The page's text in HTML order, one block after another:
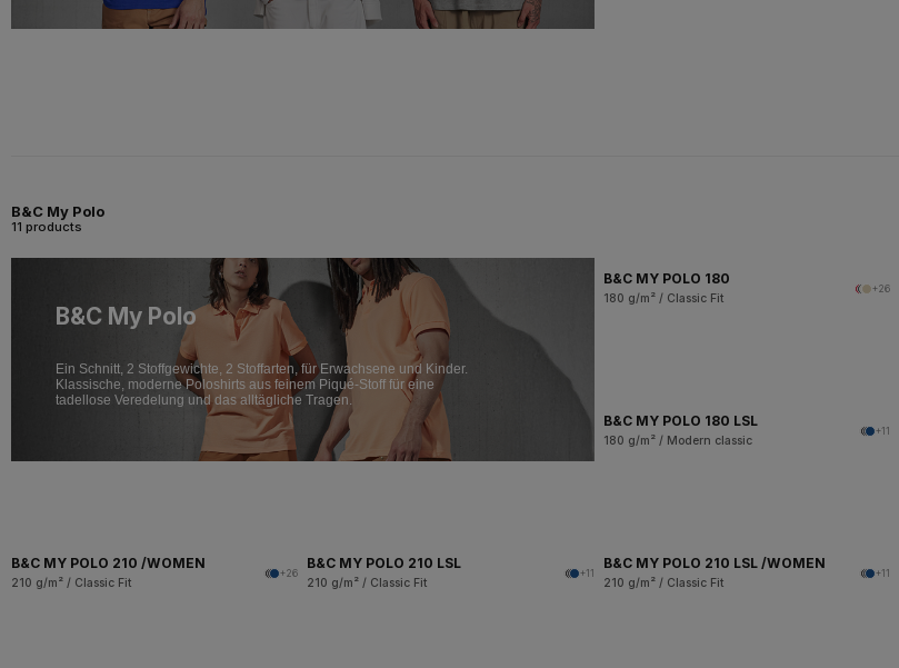
B&C My Polo
11 products
B&C My Polo
Ein Schnitt, 2 Stoffgewichte, 2 Stoffarten, für Erwachsene und Kinder.
Klassische, moderne Poloshirts aus feinem Piqué-Stoff für eine
tadellose Veredelung und das alltägliche Tragen.
B&C MY POLO 180
180 g/m² / Classic Fit
+26
B&C MY POLO 180 LSL
180 g/m² / Modern classic
+11
B&C MY POLO 210 /WOMEN
210 g/m² / Classic Fit
+26
B&C MY POLO 210 LSL
210 g/m² / Classic Fit
+11
B&C MY POLO 210 LSL /WOMEN
210 g/m² / Classic Fit
+11